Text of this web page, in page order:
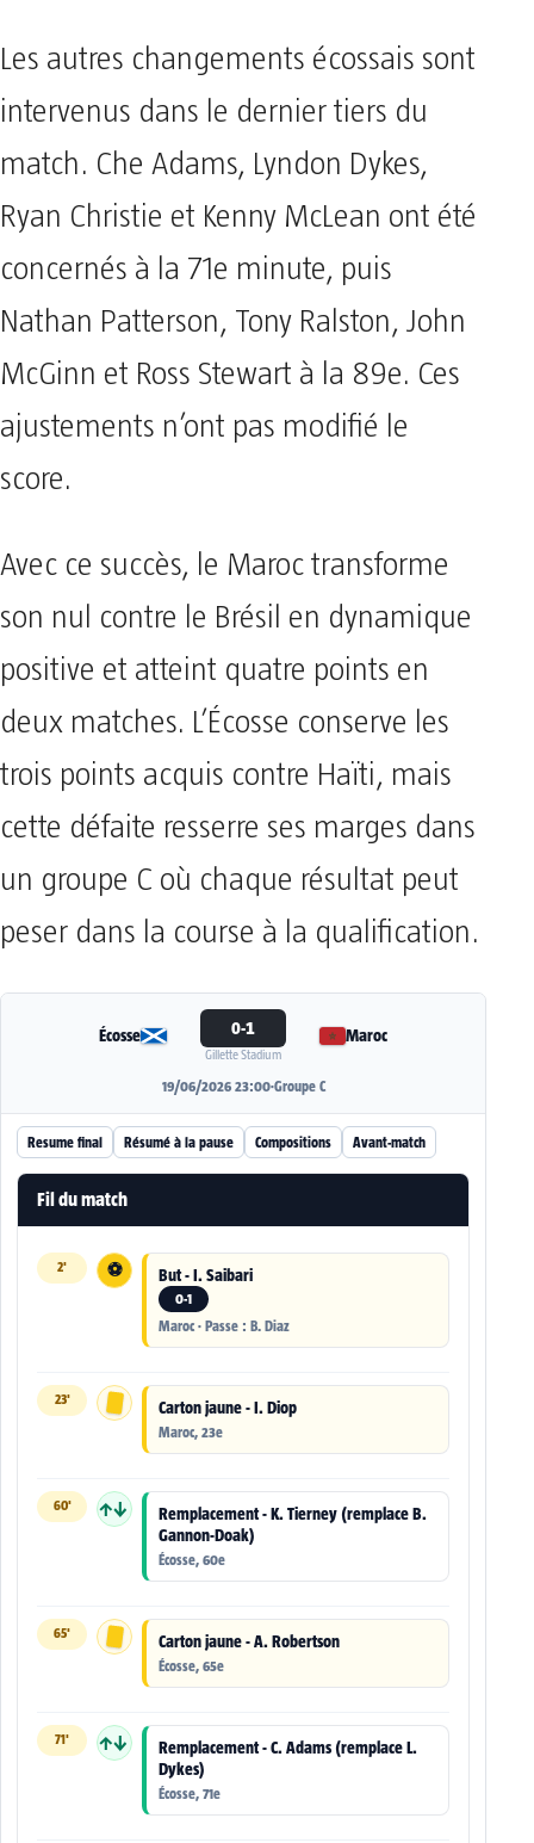
Les autres changements écossais sont
intervenus dans le dernier tiers du
match. Che Adams, Lyndon Dykes,
Ryan Christie et Kenny McLean ont été
concernés à la 71e minute, puis
Nathan Patterson, Tony Ralston, John
McGinn et Ross Stewart à la 89e. Ces
ajustements n’ont pas modifié le
score.
Avec ce succès, le Maroc transforme
son nul contre le Brésil en dynamique
positive et atteint quatre points en
deux matches. L’Écosse conserve les
trois points acquis contre Haïti, mais
cette défaite resserre ses marges dans
un groupe C où chaque résultat peut
peser dans la course à la qualification.
Écosse 0-1
Gillette Stadium
Maroc
19/06/2026 23:00·Groupe C
Resume final Résumé à la pause Compositions Avant-match
Fil du match
2' ⚽ But - I. Saibari
0-1
Maroc · Passe : B. Diaz
23' Carton jaune - I. Diop
Maroc, 23e
60' ↑↓
Remplacement - K. Tierney (remplace B.
Gannon-Doak)
Écosse, 60e
65' Carton jaune - A. Robertson
Écosse, 65e
71' ↑↓
Remplacement - C. Adams (remplace L.
Dykes)
Écosse, 71e